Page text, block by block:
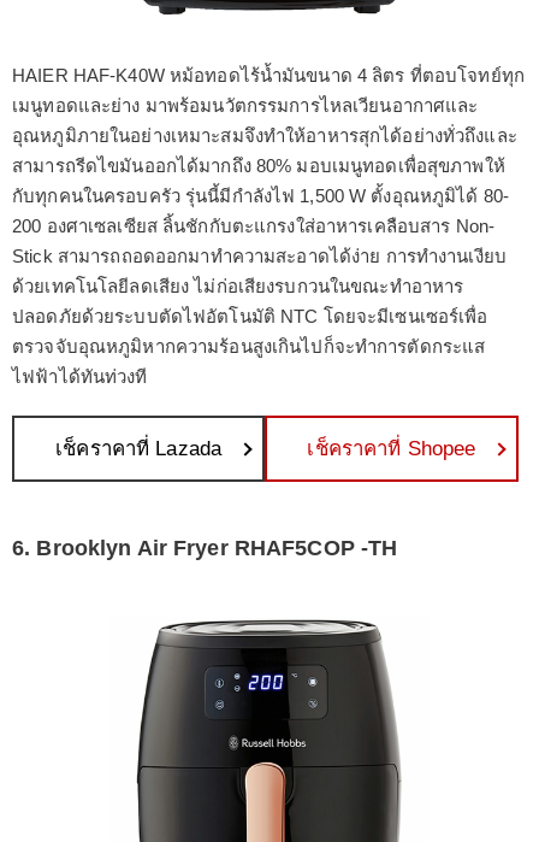
HAIER HAF-K40W หม้อทอดไร้น้ำมันขนาด 4 ลิตร ที่ตอบโจทย์ทุก
เมนูทอดและย่าง มาพร้อมนวัตกรรมการไหลเวียนอากาศและ
อุณหภูมิภายในอย่างเหมาะสมจึงทำให้อาหารสุกได้อย่างทั่วถึงและ
สามารถรีดไขมันออกได้มากถึง 80% มอบเมนูทอดเพื่อสุขภาพให้
กับทุกคนในครอบครัว รุ่นนี้มีกำลังไฟ 1,500 W ตั้งอุณหภูมิได้ 80-
200 องศาเซลเซียส ลิ้นชักกับตะแกรงใส่อาหารเคลือบสาร Non-
Stick สามารถถอดออกมาทำความสะอาดได้ง่าย การทำงานเงียบ
ด้วยเทคโนโลยีลดเสียง ไม่ก่อเสียงรบกวนในขณะทำอาหาร
ปลอดภัยด้วยระบบตัดไฟอัตโนมัติ NTC โดยจะมีเซนเซอร์เพื่อ
ตรวจจับอุณหภูมิหากความร้อนสูงเกินไปก็จะทำการตัดกระแส
ไฟฟ้าได้ทันท่วงที
เช็คราคาที่ Lazada เช็คราคาที่ Shopee
6. Brooklyn Air Fryer RHAF5COP -TH